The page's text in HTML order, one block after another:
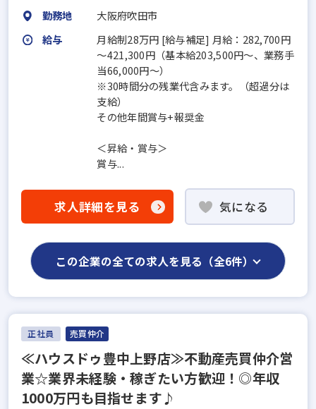
勤務地
大阪府吹田市
給与
月給制28万円 [給与補足] 月給：282,700円
～421,300円（基本給203,500円～、業務手
当66,000円～）
※30時間分の残業代含みます。（超過分は
支給）
その他年間賞与+報奨金
＜昇給・賞与＞
賞与...
求人詳細を見る 気になる
この企業の全ての求人を見る（全6件）
正社員 売買仲介
≪ハウスドゥ豊中上野店≫不動産売買仲介営
業☆業界未経験・稼ぎたい方歓迎！◎年収
1000万円も目指せます♪